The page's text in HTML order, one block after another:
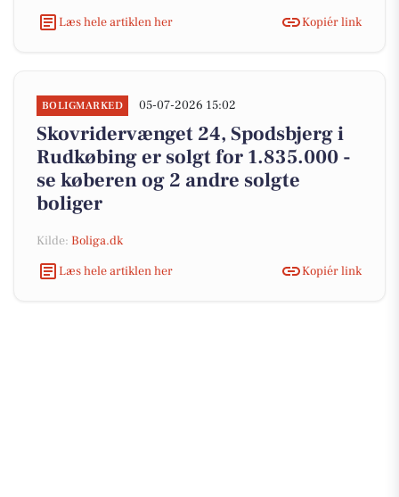
Læs hele artiklen her Kopiér link
BOLIGMARKED 05-07-2026 15:02
Skovridervænget 24, Spodsbjerg i
Rudkøbing er solgt for 1.835.000 -
se køberen og 2 andre solgte
boliger
Kilde: Boliga.dk
Læs hele artiklen her
Kopiér link